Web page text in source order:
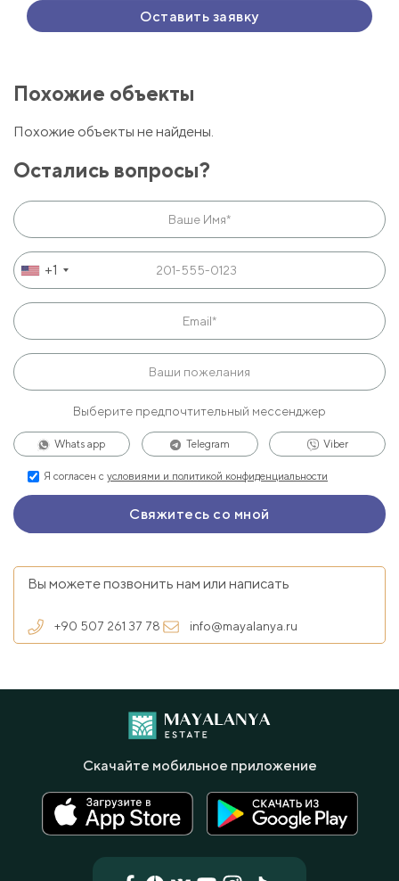
Оставить заявку
Похожие объекты
Похожие объекты не найдены.
Остались вопросы?
+1
Выберите предпочтительный мессенджер
Whats app Telegram Viber
Я согласен с условиями и политикой конфиденциальности
Вы можете позвонить нам или написать
+90 507 261 37 78 info@mayalanya.ru
Скачайте мобильное приложение